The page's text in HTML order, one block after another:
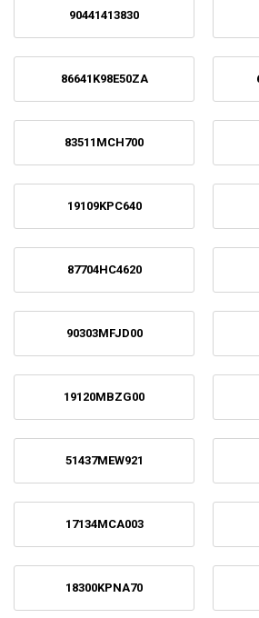
90441413830
86641K98E50ZA
83511MCH700
19109KPC640
87704HC4620
90303MFJD00
19120MBZG00
51437MEW921
17134MCA003
18300KPNA70